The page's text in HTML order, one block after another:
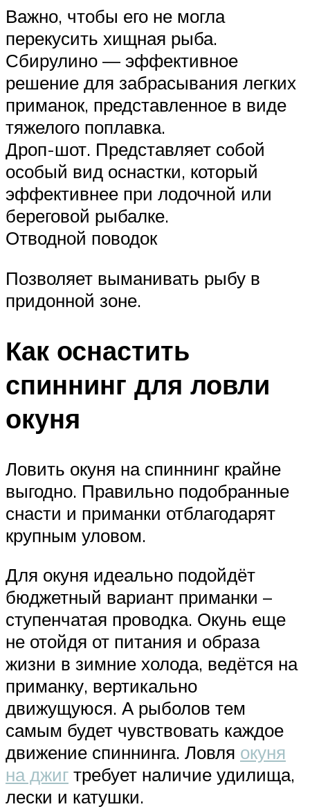
Важно, чтобы его не могла
перекусить хищная рыба.
Сбирулино — эффективное
решение для забрасывания легких
приманок, представленное в виде
тяжелого поплавка.
Дроп-шот. Представляет собой
особый вид оснастки, который
эффективнее при лодочной или
береговой рыбалке.
Отводной поводок
Позволяет выманивать рыбу в
придонной зоне.
Как оснастить
спиннинг для ловли
окуня
Ловить окуня на спиннинг крайне
выгодно. Правильно подобранные
снасти и приманки отблагодарят
крупным уловом.
Для окуня идеально подойдёт
бюджетный вариант приманки –
ступенчатая проводка. Окунь еще
не отойдя от питания и образа
жизни в зимние холода, ведётся на
приманку, вертикально
движущуюся. А рыболов тем
самым будет чувствовать каждое
движение спиннинга. Ловля окуня
на джиг требует наличие удилища,
лески и катушки.